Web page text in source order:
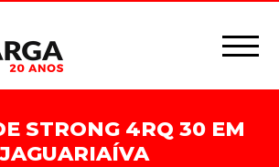
STRONG 4RQ 30 EM
JAGUARIAÍVA